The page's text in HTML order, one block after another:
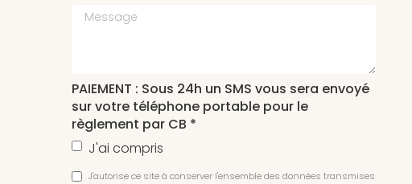
Message
PAIEMENT : Sous 24h un SMS vous sera envoyé
sur votre téléphone portable pour le
règlement par CB *
J'ai compris
J'autorise ce site à conserver l'ensemble des données transmises